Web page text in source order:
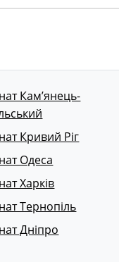
Кам’янець-
Кривий Ріг
Одеса
Харків
Тернопіль
Дніпро